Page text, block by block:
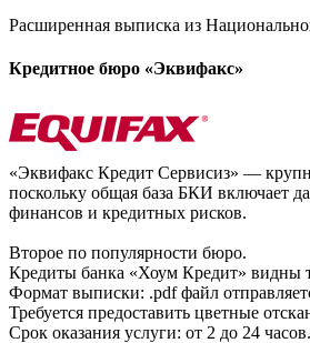
Расширенная выписка из
Кредитное бюро «Эквифакс»
«Эквифакс Кредит Сервисиз» —
поскольку общая база БКИ включает
финансов и кредитных рисков.
Второе по популярности бюро.
Кредиты банка «Хоум Кредит» видны
Формат выписки: .pdf файл
Требуется предоставить цветные
Срок оказания услуги: от 2 до 24 часов.